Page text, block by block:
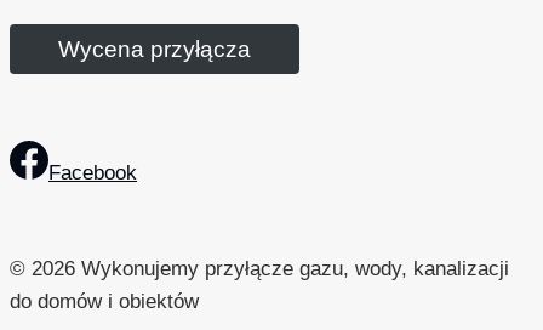
Wycena przyłącza
Facebook
© 2026 Wykonujemy przyłącze gazu, wody, kanalizacji
do domów i obiektów